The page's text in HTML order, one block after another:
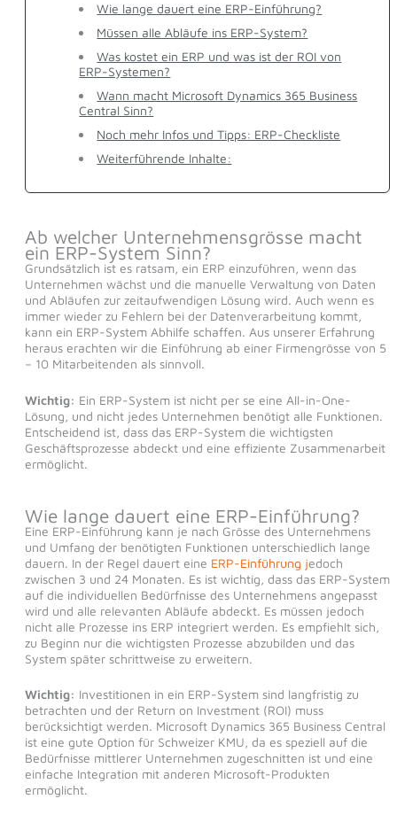
Wie lange dauert eine ERP-Einführung?
Müssen alle Abläufe ins ERP-System?
Was kostet ein ERP und was ist der ROI von
ERP-Systemen?
Wann macht Microsoft Dynamics 365 Business
Central Sinn?
Noch mehr Infos und Tipps: ERP-Checkliste
Weiterführende Inhalte:
Ab welcher Unternehmensgrösse macht
ein ERP-System Sinn?
Grundsätzlich ist es ratsam, ein ERP einzuführen, wenn das
Unternehmen wächst und die manuelle Verwaltung von Daten
und Abläufen zur zeitaufwendigen Lösung wird. Auch wenn es
immer wieder zu Fehlern bei der Datenverarbeitung kommt,
kann ein ERP-System Abhilfe schaffen. Aus unserer Erfahrung
heraus erachten wir die Einführung ab einer Firmengrösse von 5
– 10 Mitarbeitenden als sinnvoll.
Wichtig: Ein ERP-System ist nicht per se eine All-in-One-
Lösung, und nicht jedes Unternehmen benötigt alle Funktionen.
Entscheidend ist, dass das ERP-System die wichtigsten
Geschäftsprozesse abdeckt und eine effiziente Zusammenarbeit
ermöglicht.
Wie lange dauert eine ERP-Einführung?
Eine ERP-Einführung kann je nach Grösse des Unternehmens
und Umfang der benötigten Funktionen unterschiedlich lange
dauern. In der Regel dauert eine ERP-Einführung jedoch
zwischen 3 und 24 Monaten. Es ist wichtig, dass das ERP-System
auf die individuellen Bedürfnisse des Unternehmens angepasst
wird und alle relevanten Abläufe abdeckt. Es müssen jedoch
nicht alle Prozesse ins ERP integriert werden. Es empfiehlt sich,
zu Beginn nur die wichtigsten Prozesse abzubilden und das
System später schrittweise zu erweitern.
Wichtig: Investitionen in ein ERP-System sind langfristig zu
betrachten und der Return on Investment (ROI) muss
berücksichtigt werden. Microsoft Dynamics 365 Business Central
ist eine gute Option für Schweizer KMU, da es speziell auf die
Bedürfnisse mittlerer Unternehmen zugeschnitten ist und eine
einfache Integration mit anderen Microsoft-Produkten
ermöglicht.